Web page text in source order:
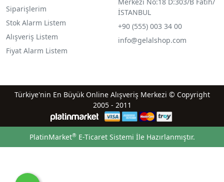
Siparişlerim
Stok Alarm Listem
Alışveriş Listem
Fiyat Alarm Listem
İSTANBUL
+90 (555) 003 34 00
info@gelalshop.com
Türkiye'nin En Büyük Online Alışveriş Merkezi © Copyright
2005 - 2011
PlatinMarket®E-Ticaret Sistemi İle Hazırlanmıştır.